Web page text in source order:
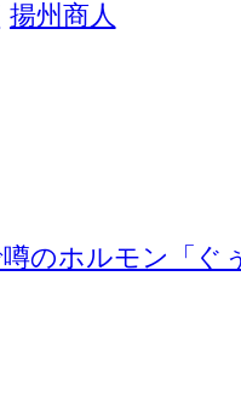
揚州商人
のホルモン「ぐ